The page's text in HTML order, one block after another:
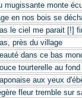
mugissante monte
en nos bois se
le ciel me parait [!]
près du village
dans ce bas
tourterelle au
aux yeux
fleur tremble sur